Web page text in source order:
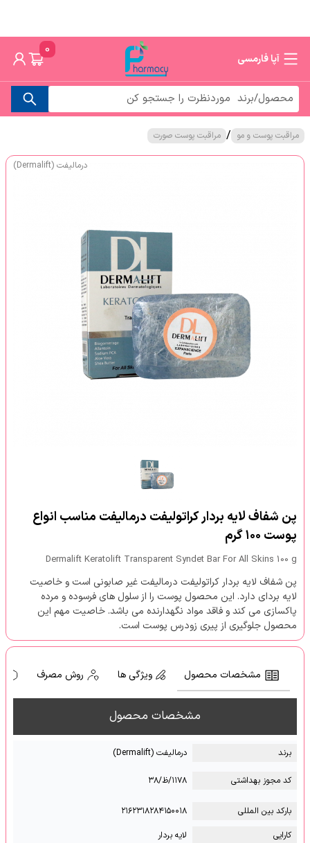
آپا فارمسی
0
مراقبت پوست و مو / مراقبت پوست صورت
درمالیفت (Dermalift)
پن شفاف لایه بردار کراتولیفت درمالیفت مناسب انواع
پوست ۱۰۰ گرم
Dermalift Keratolift Transparent Syndet Bar For All Skins 100 g
پن شفاف لایه بردار کراتولیفت درمالیفت غیر صابونی است و خاصیت
لایه بردای دارد. این محصول پوست را از سلول های فرسوده و مرده
پاکسازی می کند و فاقد مواد نگهدارنده می باشد. خاصیت مهم این
محصول جلوگیری از پیری زودرس پوست است.
مشخصات محصول ویژگی ها روش مصرف
مشخصات محصول
برند درمالیفت (Dermalift)
کد مجوز بهداشتی ۱۱۷۸/ظ/۳۸
بارکد بین المللی
۲۱۶۲۳۱۸۲۸۴۱۵۰۰۱۸
کارایی
لایه بردار